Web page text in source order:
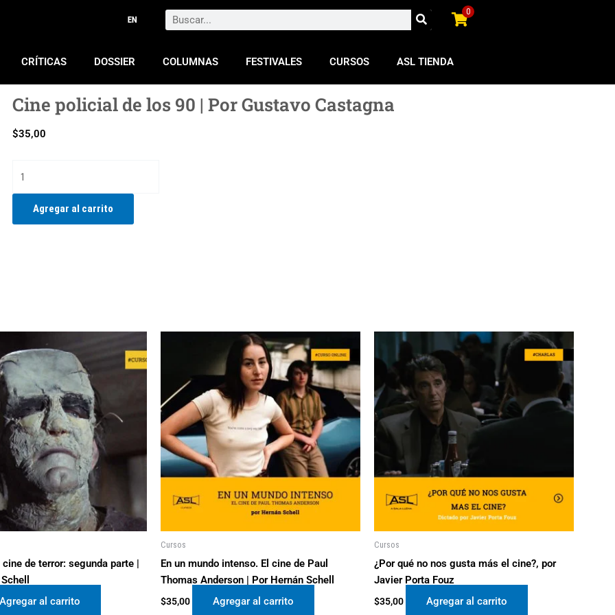
Search 0
CRÍTICAS DOSSIER COLUMNAS FESTIVALES CURSOS ASL TIENDA
Cine policial de los 90 | Por Gustavo Castagna
$35,00
policial
Agregar al carrito
de terror: segunda parte |
Agregar al carrito
Cursos
En un mundo intenso. El cine de Paul
Thomas Anderson | Por Hernán Schell
$35,00 Agregar al carrito
Cursos
¿Por qué no nos gusta más el cine?, por
Javier Porta Fouz
$35,00 Agregar al carrito